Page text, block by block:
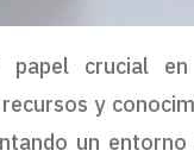
papel crucial
y
un